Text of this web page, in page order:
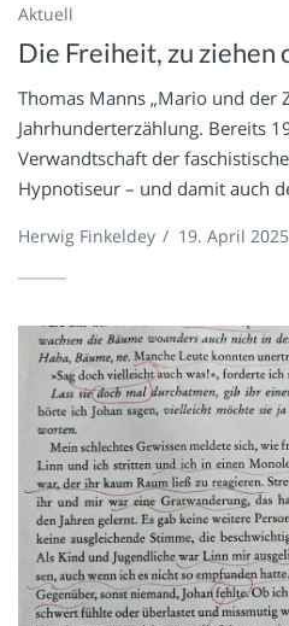
Aktuell
Die Freiheit, zu ziehen
Thomas Manns „Mario und der
Jahrhunderterzählung. Bereits
Verwandtschaft der
Hypnotiseur – und damit auch
Herwig Finkeldey / 19. April 2025